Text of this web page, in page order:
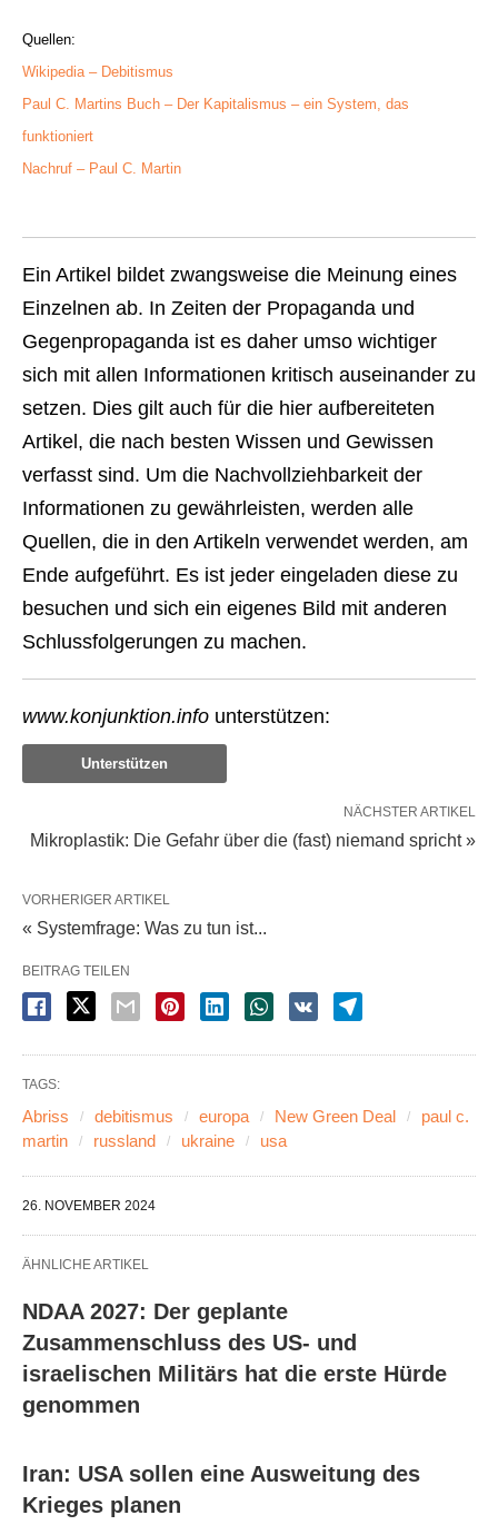
Quellen:
Wikipedia – Debitismus
Paul C. Martins Buch – Der Kapitalismus – ein System, das
funktioniert
Nachruf – Paul C. Martin
Ein Artikel bildet zwangsweise die Meinung eines
Einzelnen ab. In Zeiten der Propaganda und
Gegenpropaganda ist es daher umso wichtiger
sich mit allen Informationen kritisch auseinander zu
setzen. Dies gilt auch für die hier aufbereiteten
Artikel, die nach besten Wissen und Gewissen
verfasst sind. Um die Nachvollziehbarkeit der
Informationen zu gewährleisten, werden alle
Quellen, die in den Artikeln verwendet werden, am
Ende aufgeführt. Es ist jeder eingeladen diese zu
besuchen und sich ein eigenes Bild mit anderen
Schlussfolgerungen zu machen.
www.konjunktion.info unterstützen:
Unterstützen
NÄCHSTER ARTIKEL
Mikroplastik: Die Gefahr über die (fast) niemand spricht »
VORHERIGER ARTIKEL
« Systemfrage: Was zu tun ist...
BEITRAG TEILEN
TAGS:
Abriss debitismus europa New Green Deal
paul c.
martin
russland ukraine usa
26. NOVEMBER 2024
ÄHNLICHE ARTIKEL
NDAA 2027: Der geplante
Zusammenschluss des US- und
israelischen Militärs hat die erste Hürde
genommen
Iran: USA sollen eine Ausweitung des
Krieges planen